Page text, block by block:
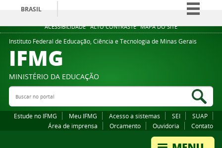
ACESSIBILIDADE ALTO CONTRASTE MAPA DO SITE
BRASIL
Simplifique!
Comunica BR
Legislação
Instituto Federal de Educação, Ciência e Tecnologia de Minas Gerais
IFMG
MINISTÉRIO DA EDUCAÇÃO
Buscar no portal
Estude no IFMG Meu IFMG Acesso a sistemas SEI
SUAP
Área de imprensa
Orcamento Ouvidoria Contato